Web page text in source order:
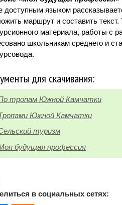
доступным языком
маршрут и составить
материала, работы с
школьникам среднего и
для скачивания:
тропам Южной Камчатки
Южной Камчатки
туризм
будущая профессия
в социальных сетях: